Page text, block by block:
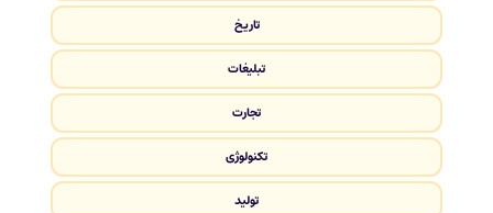
تاریخ
تبلیغات
تجارت
تکنولوژی
تولید